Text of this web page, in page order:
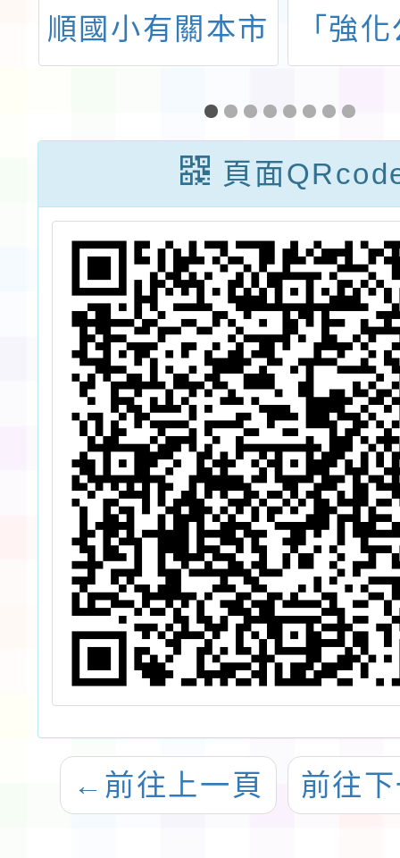
順國小有關本市
114年度國民小
學教師聯合甄
選，複試組試務
工作人員召募，
請欲報名中依說
明四報名連結自
行報名。
「強
陸港
制」
宣導
份，
說明
頁面
← 前往上一頁 前往